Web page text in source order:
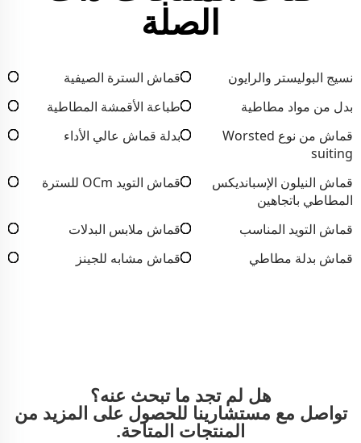
الصلة
نسيج البوليستر والرايون
قماش السترة الصيفية
بدل من مواد مطاطية
طباعة الأقمشة المطاطية
قماش من نوع Worsted
suiting
بدلة قماش عالي الأداء
قماش النيلون الإسبانديكس
المطاطي باتجاهين
قماش التويد OCm للسترة
قماش التويد المناسب
قماش ملابس البدلات
قماش بدلة مطاطي
قماش مشابه للجينز
هل لم تجد ما تبحث عنه؟
تواصل مع مستشارينا للحصول على المزيد من
المنتجات المتاحة.